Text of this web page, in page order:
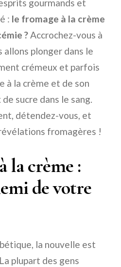
gourmands et
: le fromage à la crème
?Accrochez-vous à
allons plonger dans le
crémeux et parfois
à la crème et de son
sucre dans le sang.
détendez-vous, et
fromagères !
la crème :
de votre
la nouvelle est
plupart des gens